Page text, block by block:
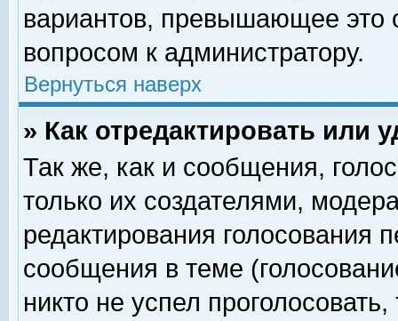
вариантов, превышающее это
вопросом к администратору.
Вернуться наверх
» Как отредактировать или
Так же, как и сообщения,
только их создателями,
редактирования голосования
сообщения в теме
никто не успел